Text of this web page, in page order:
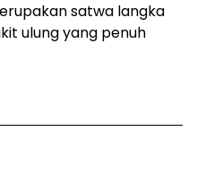
satwa langka
ulung yang penuh